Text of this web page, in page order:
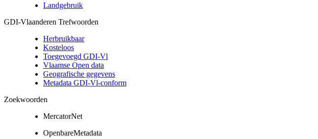
Landgebruik
GDI-Vlaanderen Trefwoorden
Herbruikbaar
Kosteloos
Toegevoegd GDI-Vl
Vlaamse Open data
Geografische gegevens
Metadata GDI-Vl-conform
Zoekwoorden
MercatorNet
OpenbareMetadata